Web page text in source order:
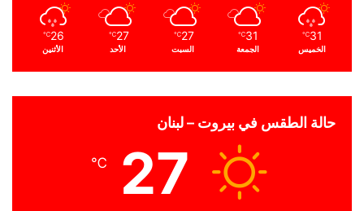
31
℃
الخميس
31
℃
الجمعة
27
℃
السبت
27
℃
الأحد
26
℃
الأثنين
حالة الطقس في بيروت – لبنان
27
℃